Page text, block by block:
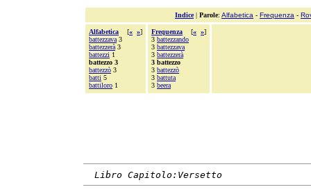
Indice| Parole: Alfabetica - Frequenza -
Alfabetica [« »]
battezzava 3
battezzerà 3
battezzi 1
battezzo 3
battezzò 3
batti 5
battiloro 1
Frequenza [« »]
3 battezzando
3 battezzava
3 battezzerà
3 battezzo
3 battezzò
3 battuta
3 beera
Libro Capitolo:Versetto